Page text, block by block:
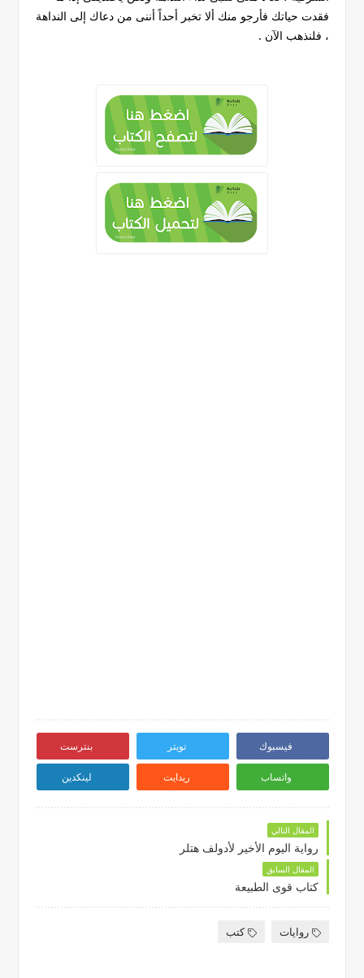
فقدت حياتك فأرجو منك ألا تخبر أحداً أننى من دعاك إلى النداهة
، فلنذهب الآن .
فيسبوك تويتر بنترست
واتساب ريدايت لينكدين
المقال التالي
رواية اليوم الأخير لأدولف هتلر
المقال السابق
كتاب قوى الطبيعة
روايات كتب